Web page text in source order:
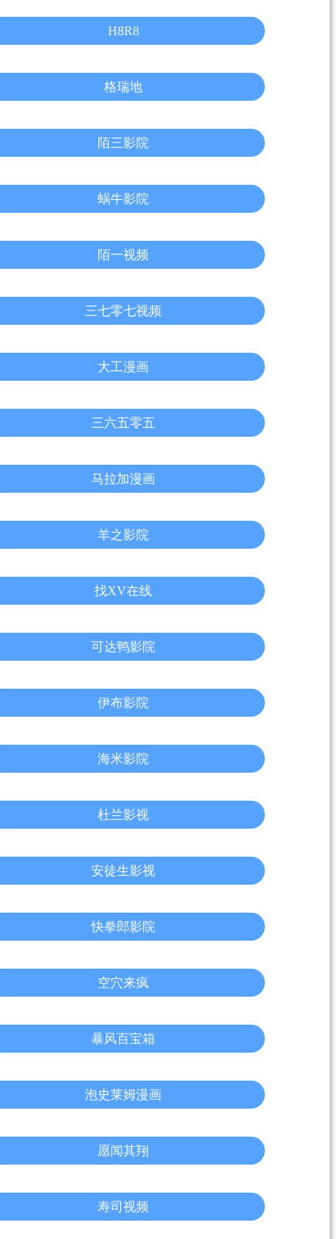
H8R8
格瑞地
陌三影院
蜗牛影院
陌一视频
三七零七视频
大工漫画
三六五零五
马拉加漫画
羊之影院
找XV在线
可达鸭影院
伊布影院
海米影院
杜兰影视
安徒生影视
快拳郎影院
空穴来疯
暴风百宝箱
泡史莱姆漫画
愿闻其翔
寿司视频